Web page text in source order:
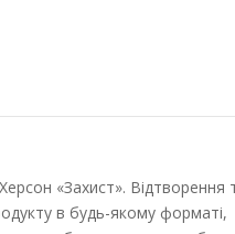
«Захист». Відтворення
в будь-якому форматі,